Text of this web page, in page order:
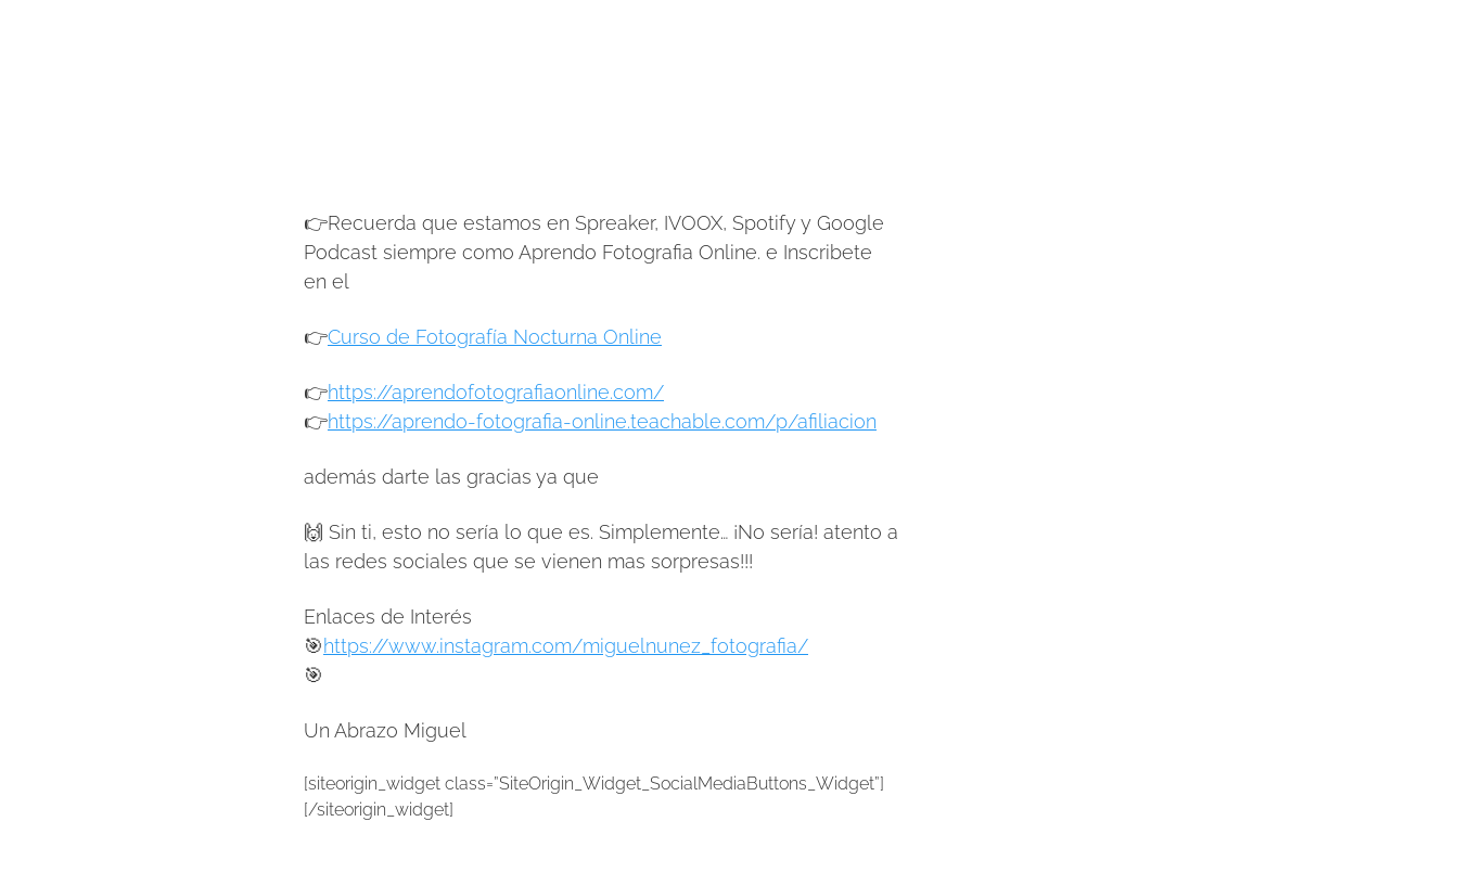
👉Recuerda que estamos en Spreaker, IVOOX, Spotify y Google
Podcast siempre como Aprendo Fotografia Online. e Inscribete
en el
👉Curso de Fotografía Nocturna Online
👉https://aprendofotografiaonline.com/
👉https://aprendo-fotografia-online.teachable.com/p/afiliacion
además darte las gracias ya que
🙌 Sin ti, esto no sería lo que es. Simplemente… ¡No sería! atento a
las redes sociales que se vienen mas sorpresas!!!
Enlaces de Interés
🎯https://www.instagram.com/miguelnunez_fotografia/
🎯
Un Abrazo Miguel
[siteorigin_widget class=”SiteOrigin_Widget_SocialMediaButtons_Widget”]
[/siteorigin_widget]